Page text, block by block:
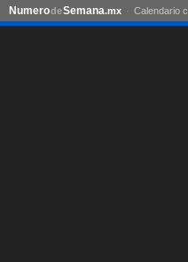
NumerodeSemana.mx Calendario